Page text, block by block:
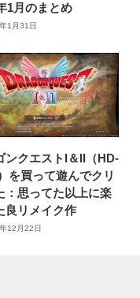
1月のまとめ
1月31日
ンクエストI＆II（HD-
を買って遊んでクリ
：思ってた以上に楽
良リメイク作
12月22日